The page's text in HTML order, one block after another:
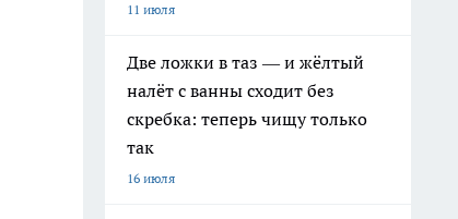
11 июля
Две ложки в таз — и жёлтый
налёт с ванны сходит без
скребка: теперь чищу только
так
16 июля